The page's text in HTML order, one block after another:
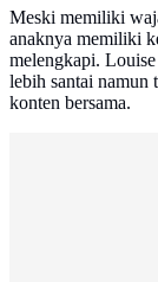
Meski memiliki
anaknya memiliki
melengkapi.
lebih santai namun
konten bersama.